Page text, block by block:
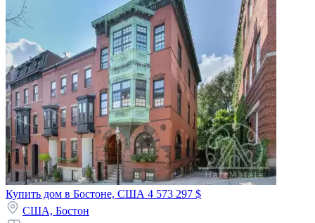
Купить дом в Бостоне, США 4 573 297 $
США, Бостон